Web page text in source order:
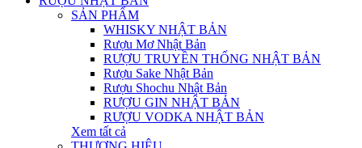
SẢN PHẨM
WHISKY NHẬT BẢN
Rượu Mơ Nhật Bản
RƯỢU TRUYỀN THỐNG NHẬT BẢN
Rượu Sake Nhật Bản
Rượu Shochu Nhật Bản
RƯỢU GIN NHẬT BẢN
RƯỢU VODKA NHẬT BẢN
Xem tất cả